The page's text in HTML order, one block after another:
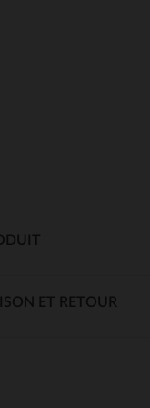
ET RETOUR